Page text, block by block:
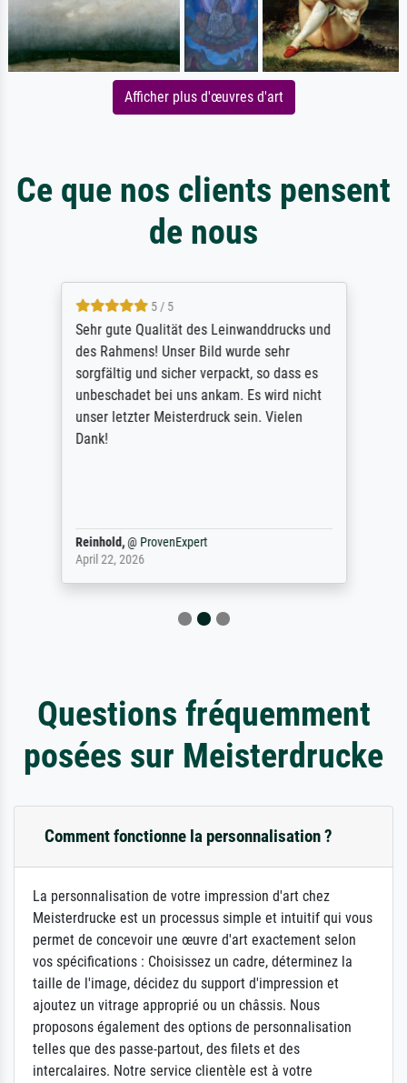
Afficher plus d'œuvres d'art
Ce que nos clients pensent
de nous
5 / 5
Sehr gute Qualität des Leinwanddrucks und
des Rahmens! Unser Bild wurde sehr
sorgfältig und sicher verpackt, so dass es
unbeschadet bei uns ankam. Es wird nicht
unser letzter Meisterdruck sein. Vielen
Dank!
Reinhold,@ ProvenExpert
April 22, 2026
Questions fréquemment
posées sur Meisterdrucke
Comment fonctionne la personnalisation ?
La personnalisation de votre impression d'art chez
Meisterdrucke est un processus simple et intuitif qui vous
permet de concevoir une œuvre d'art exactement selon
vos spécifications : Choisissez un cadre, déterminez la
taille de l'image, décidez du support d'impression et
ajoutez un vitrage approprié ou un châssis. Nous
proposons également des options de personnalisation
telles que des passe-partout, des filets et des
intercalaires. Notre service clientèle est à votre